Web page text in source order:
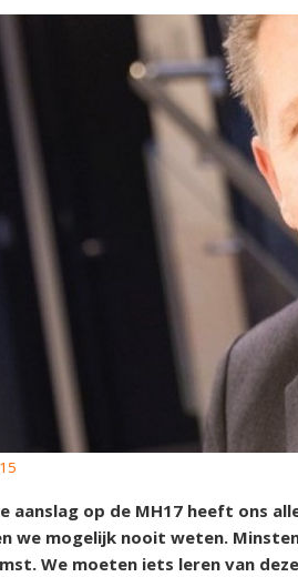
aanslag op de MH17 heeft ons
we mogelijk nooit weten.
We moeten iets leren van